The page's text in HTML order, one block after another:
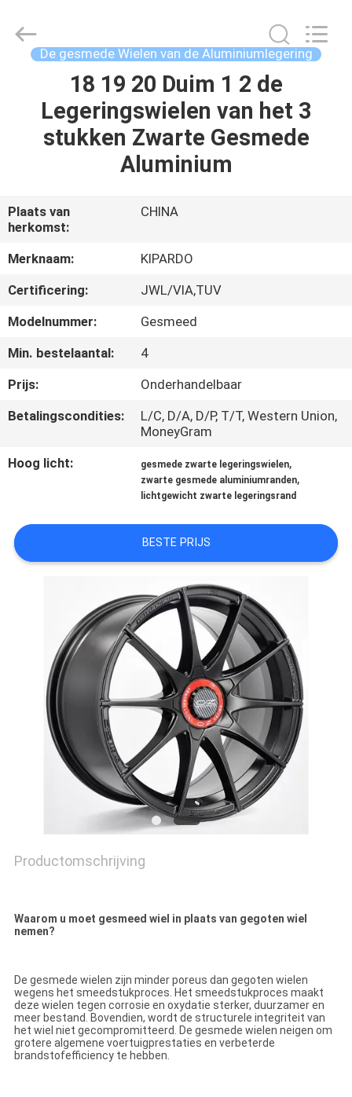
PRODUCTEN
ONS
FABRIEKSREIS
KWALITEITSCONTROLE
CONTACTEER
ONS
OM
CITAAT
SITEMAP
PRIVACY
POLICY
Co.,Ltd.
Reserved.
De gesmede Wielen van de Aluminiumlegering
18 19 20 Duim 1 2 de
Legeringswielen van het 3
stukken Zwarte Gesmede
Aluminium
Plaats van
herkomst:
CHINA
Merknaam:
KIPARDO
Certificering:
JWL/VIA,TUV
Modelnummer:
Gesmeed
Min. bestelaantal:
4
Prijs:
Onderhandelbaar
Betalingscondities:
L/C, D/A, D/P, T/T, Western Union,
MoneyGram
Hoog licht:
gesmede zwarte legeringswielen,
zwarte gesmede aluminiumranden,
lichtgewicht zwarte legeringsrand
BESTE PRIJS
Productomschrijving
Waarom u moet gesmeed wiel in plaats van gegoten wiel
nemen?
De gesmede wielen zijn minder poreus dan gegoten wielen
wegens het smeedstukproces. Het smeedstukproces maakt
deze wielen tegen corrosie en oxydatie sterker, duurzamer en
meer bestand. Bovendien, wordt de structurele integriteit van
het wiel niet gecompromitteerd. De gesmede wielen neigen om
grotere algemene voertuigprestaties en verbeterde
brandstofefficiency te hebben.